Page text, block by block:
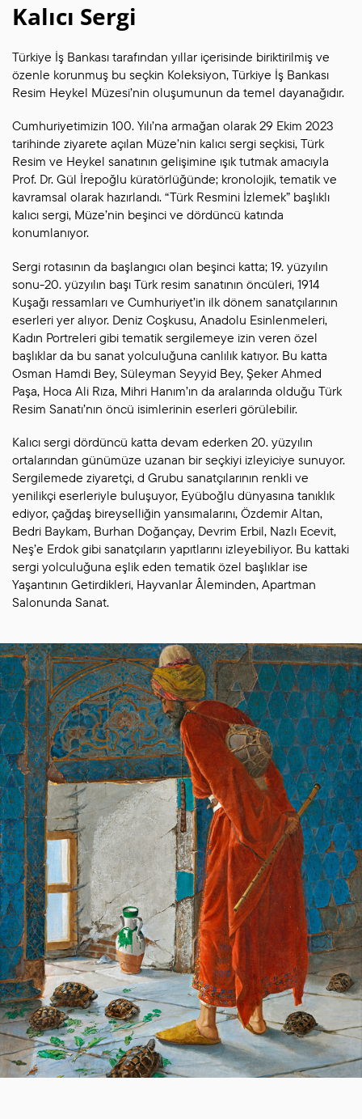
Kalıcı Sergi
Türkiye İş Bankası tarafından yıllar içerisinde biriktirilmiş ve
özenle korunmuş bu seçkin Koleksiyon, Türkiye İş Bankası
Resim Heykel Müzesi’nin oluşumunun da temel dayanağıdır.
Cumhuriyetimizin 100. Yılı’na armağan olarak 29 Ekim 2023
tarihinde ziyarete açılan Müze’nin kalıcı sergi seçkisi, Türk
Resim ve Heykel sanatının gelişimine ışık tutmak amacıyla
Prof. Dr. Gül İrepoğlu küratörlüğünde; kronolojik, tematik ve
kavramsal olarak hazırlandı. “Türk Resmini İzlemek” başlıklı
kalıcı sergi, Müze’nin beşinci ve dördüncü katında
konumlanıyor.
Sergi rotasının da başlangıcı olan beşinci katta; 19. yüzyılın
sonu-20. yüzyılın başı Türk resim sanatının öncüleri, 1914
Kuşağı ressamları ve Cumhuriyet’in ilk dönem sanatçılarının
eserleri yer alıyor. Deniz Coşkusu, Anadolu Esinlenmeleri,
Kadın Portreleri gibi tematik sergilemeye izin veren özel
başlıklar da bu sanat yolculuğuna canlılık katıyor. Bu katta
Osman Hamdi Bey, Süleyman Seyyid Bey, Şeker Ahmed
Paşa, Hoca Ali Rıza, Mihri Hanım’ın da aralarında olduğu Türk
Resim Sanatı’nın öncü isimlerinin eserleri görülebilir.
Kalıcı sergi dördüncü katta devam ederken 20. yüzyılın
ortalarından günümüze uzanan bir seçkiyi izleyiciye sunuyor.
Sergilemede ziyaretçi, d Grubu sanatçılarının renkli ve
yenilikçi eserleriyle buluşuyor, Eyüboğlu dünyasına tanıklık
ediyor, çağdaş bireyselliğin yansımalarını, Özdemir Altan,
Bedri Baykam, Burhan Doğançay, Devrim Erbil, Nazlı Ecevit,
Neş’e Erdok gibi sanatçıların yapıtlarını izleyebiliyor. Bu kattaki
sergi yolculuğuna eşlik eden tematik özel başlıklar ise
Yaşantının Getirdikleri, Hayvanlar Âleminden, Apartman
Salonunda Sanat.